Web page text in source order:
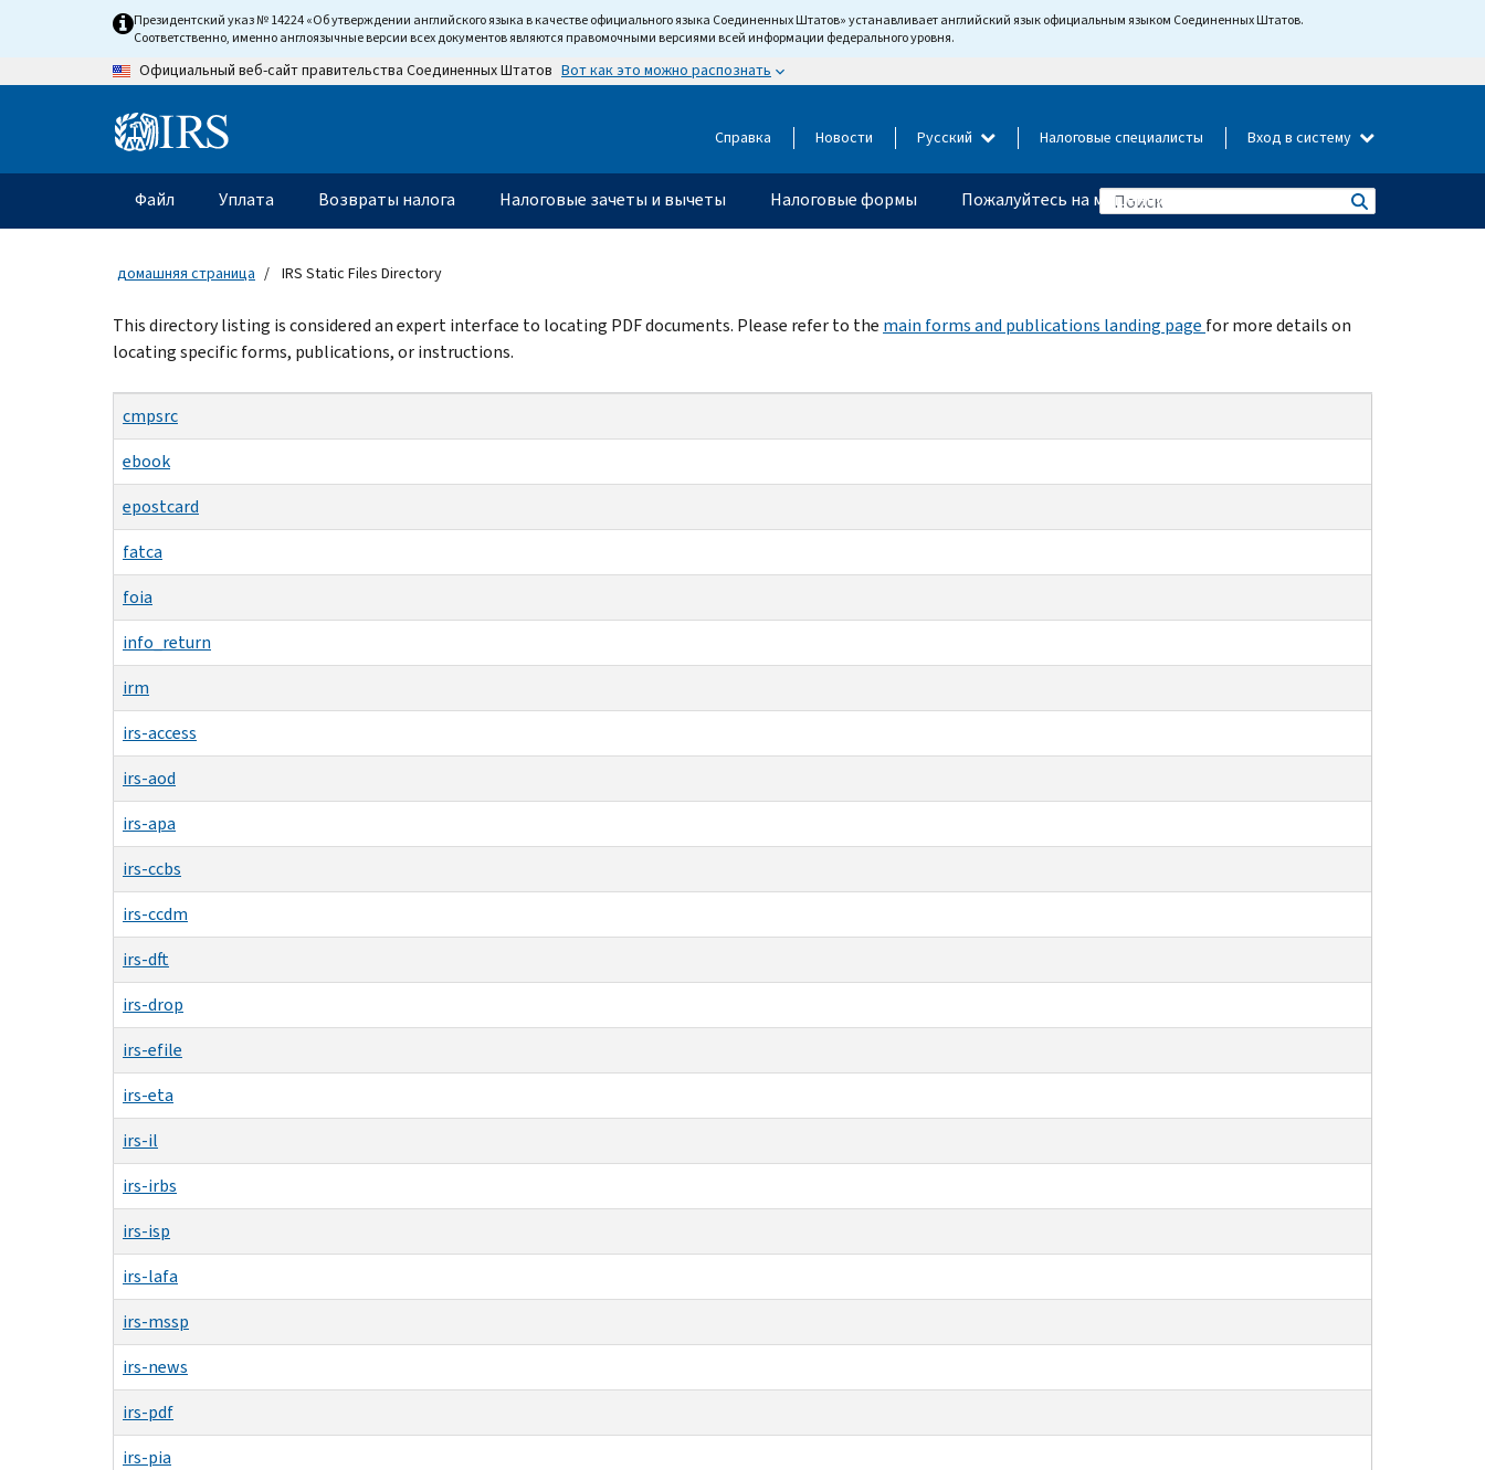
content
Президентский указ № 14224 «Об утверждении английского языка в качестве официального языка Соединенных Штатов» устанавливает английский язык официальным языком Соединенных Штатов.
Соответственно, именно англоязычные версии всех документов являются правомочными версиями всей информации федерального уровня.
Официальный веб-сайт правительства Соединенных Штатов Вот как это можно распознать
Information Справка Новости Русский Налоговые специалисты Вход в систему
Главное
меню
Файл Уплата Возвраты налога Налоговые зачеты и вычеты Налоговые формы Пожалуйтесь на мошенничество
домашняя страница IRS Static Files Directory
Beginning
of
This directory listing is considered an expert interface to locating PDF documents. Please refer to the main forms and publications landing page for more details on
locating specific forms, publications, or instructions.
cmpsrc
ebook
epostcard
fatca
foia
info_return
irm
irs-access
irs-aod
irs-apa
irs-ccbs
irs-ccdm
irs-dft
irs-drop
irs-efile
irs-eta
irs-il
irs-irbs
irs-isp
irs-lafa
irs-mssp
irs-news
irs-pdf
irs-pia